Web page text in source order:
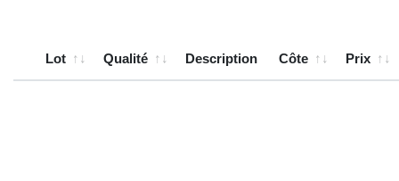
Lot Qualité Description Côte Prix